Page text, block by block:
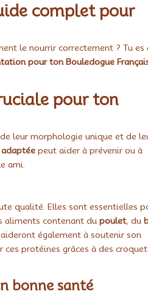
complet pour
le nourrir correctement ? Tu es
pour ton Bouledogue
pour ton
leur morphologie unique et de
peut aider à prévenir ou à
ami.
qualité. Elles sont essentielles
aliments contenant dupoulet, du
également à soutenir son
protéines grâces à des
bonne santé